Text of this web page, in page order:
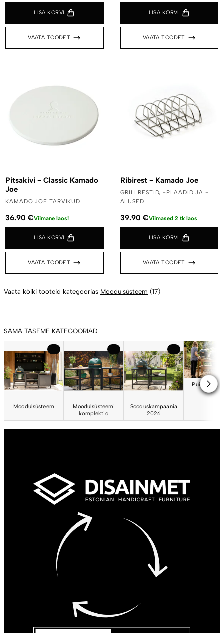
LISA KORVI
VAATA TOODET
LISA KORVI
VAATA TOODET
Pitsakivi - Classic Kamado
Joe
KAMADO JOE TARVIKUD
36.90 €Viimane laos!
LISA KORVI
VAATA TOODET
Ribirest - Kamado Joe
GRILLRESTID, -PLAADID JA -
ALUSED
39.90 €Viimased 2 tk laos
LISA KORVI
VAATA TOODET
Vaata kõiki tooteid kategoorias Moodulsüsteem (17)
SAMA TASEME KATEGOORIAD
Moodulsüsteem
Moodulsüsteemi
komplektid
Sooduskampaania
2026
Puidust